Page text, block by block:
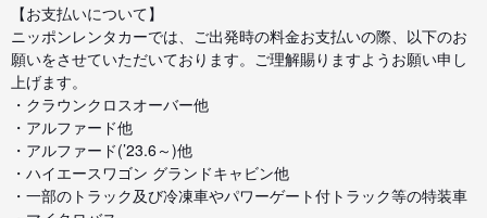
【お支払いについて】
ニッポンレンタカーでは、ご出発時の料金お支払いの際、以下のお
願いをさせていただいております。ご理解賜りますようお願い申し
上げます。
・クラウンクロスオーバー他
・アルファード他
・アルファード(’23.6～)他
・ハイエースワゴン グランドキャビン他
・一部のトラック及び冷凍車やパワーゲート付トラック等の特装車